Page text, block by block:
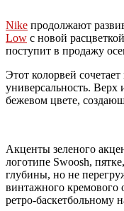
Nike продолжают
Low с новой
поступит в продажу
Этот колорвей
универсальность.
бежевом цвете,
Акценты зеленого
логотипе Swoosh,
глубины, но не
винтажного кремового
ретро-баскетбольному